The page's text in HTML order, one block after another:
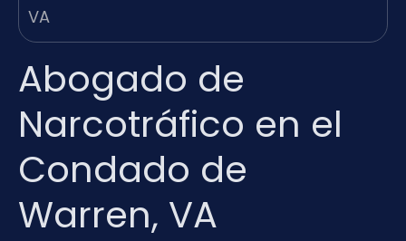
Abogado de
Narcotráfico en el
Condado de
Warren, VA